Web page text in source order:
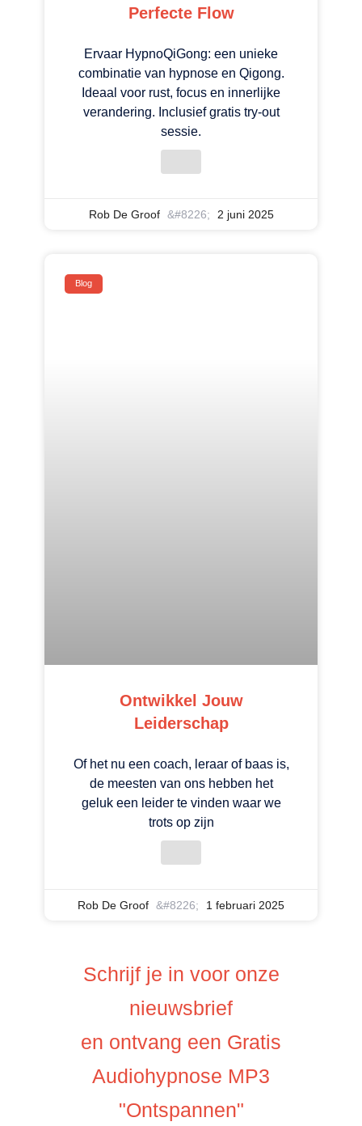
Perfecte Flow
Ervaar HypnoQiGong: een unieke
combinatie van hypnose en Qigong.
Ideaal voor rust, focus en innerlijke
verandering. Inclusief gratis try-out
sessie.
Rob De Groof 2 juni 2025
Blog
Ontwikkel Jouw
Leiderschap
Of het nu een coach, leraar of baas is,
de meesten van ons hebben het
geluk een leider te vinden waar we
trots op zijn
Rob De Groof 1 februari 2025
Schrijf je in voor onze
nieuwsbrief
en ontvang een Gratis
Audiohypnose MP3
"Ontspannen"